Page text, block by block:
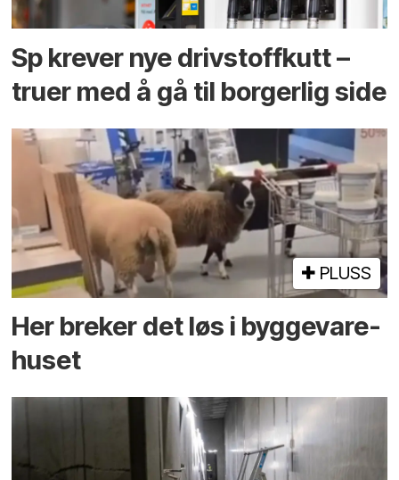
Sp krever nye drivstoffkutt –
truer med å gå til borgerlig side
PLUSS
Her breker det løs i bygge­vare­
huset